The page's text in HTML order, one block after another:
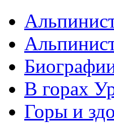
В горах
Горы и